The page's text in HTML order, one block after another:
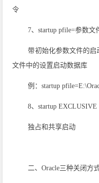
令
7、startup pfile=参数文
带初始化参数文件的
文件中的设置启动数据库
例：startup
8、startup EXCLUSIVE
独占和共享启动
二、Oracle三种关闭方